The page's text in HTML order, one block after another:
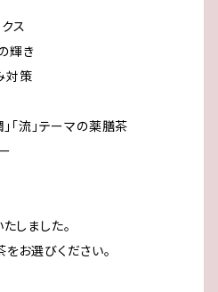
ス
輝き
対策
「流」テーマの薬膳茶
しました。
お選びください。